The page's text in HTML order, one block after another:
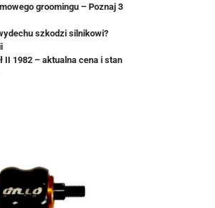
groomingu – Poznaj 3
szkodzi silnikowi?
II 1982 – aktualna cena i stan